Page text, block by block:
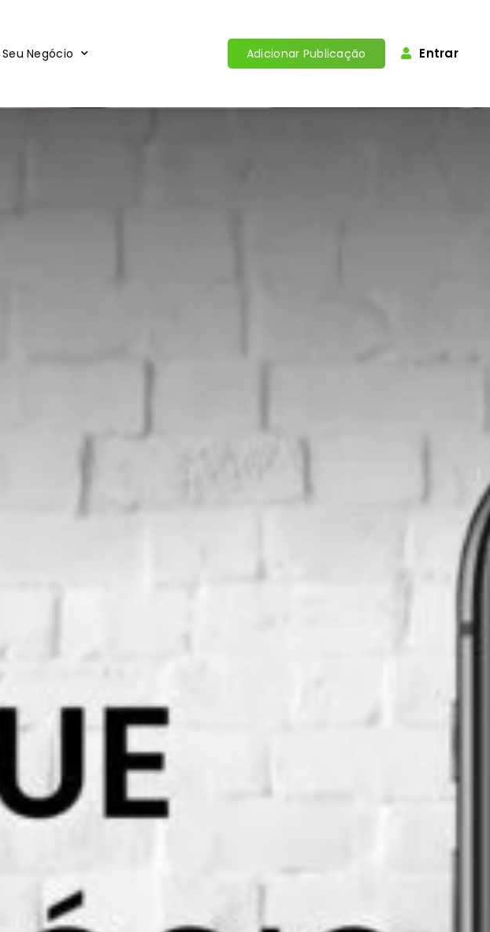
Seu Negócio Adicionar Publicação Entrar